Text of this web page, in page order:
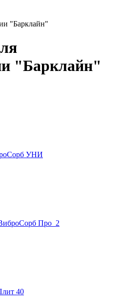
"Барклайн"
"Барклайн"
УНИ
Про_2
40